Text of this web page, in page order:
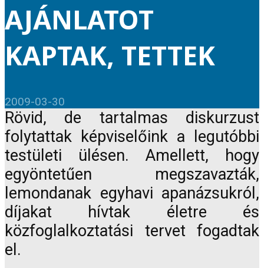
AJÁNLATOT
KAPTAK, TETTEK
2009-03-30
Rövid, de tartalmas diskurzust
folytattak képviselőink a legutóbbi
testületi ülésen. Amellett, hogy
egyöntetűen megszavazták,
lemondanak egyhavi apanázsukról,
díjakat hívtak életre és
közfoglalkoztatási tervet fogadtak
el.